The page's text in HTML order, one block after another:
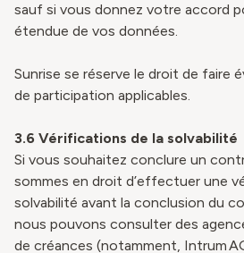
sauf si vous donnez votre accord
étendue de vos données.
Sunrise se réserve le droit de faire
de participation applicables.
3.6 Vérifications de la solvabilité
Si vous souhaitez conclure un
sommes en droit d’effectuer une
solvabilité avant la conclusion du
nous pouvons consulter des
de créances (notamment, Intrum